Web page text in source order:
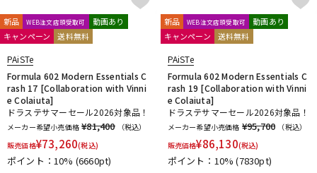
アンプ エフェクター
DJ機器 DTM
DTM オンライン納品 レコーディング機器
新品 WEB注文店頭受取可
動画あり
キャンペーン
送料無料
PAiSTe
Formula 602 Modern Essentials C
rash 17 [Collaboration with Vinni
e Colaiuta]
ドラステサマーセール2026対象品！
メーカー希望小売価格 ¥81,400
（税込）
販売価格¥73,260(税込)
ポイント：10% (6660pt)
新品 WEB注文店頭受取可
動画あり
キャンペーン
送料無料
PAiSTe
Formula 602 Modern Essentials C
rash 19 [Collaboration with Vinni
e Colaiuta]
ドラステサマーセール2026対象品！
メーカー希望小売価格 ¥95,700
（税込）
販売価格¥86,130(税込)
ポイント：10%(7830pt)